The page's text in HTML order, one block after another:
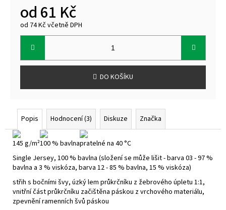
od61 Kč
od 74 Kčvčetně DPH
Měrná
cena:
DO KOŠÍKU
Popis Hodnocení (3) Diskuze Značka
145 g/m²100 % bavlnapratelné na 40 °C
Single Jersey, 100 % bavlna (složení se může lišit - barva 03 - 97 %
bavlna a 3 % viskóza, barva 12 - 85 % bavlna, 15 % viskóza)
střih s bočními švy, úzký lem průkrčníku z žebrového úpletu 1:1,
vnitřní část průkrčníku začištěna páskou z vrchového materiálu,
zpevnění ramenních švů páskou